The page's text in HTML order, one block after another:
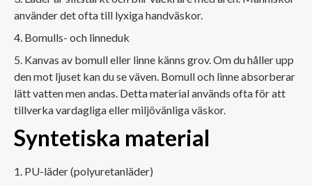
använder det ofta till lyxiga handväskor.
Bomulls- och linneduk
Kanvas av bomull eller linne känns grov. Om du håller upp
den mot ljuset kan du se väven. Bomull och linne absorberar
lätt vatten men andas. Detta material används ofta för att
tillverka vardagliga eller miljövänliga väskor.
Syntetiska material
PU-läder (polyuretanläder)